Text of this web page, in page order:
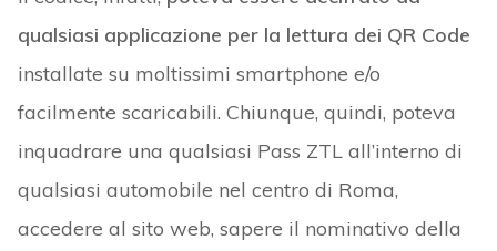
qualsiasi applicazione per la lettura dei QR Code
installate su moltissimi smartphone e/o
facilmente scaricabili. Chiunque, quindi, poteva
inquadrare una qualsiasi Pass ZTL all’interno di
qualsiasi automobile nel centro di Roma,
accedere al sito web, sapere il nominativo della